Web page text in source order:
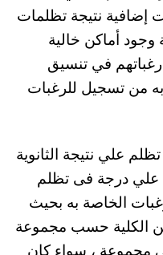
إضافية نتيجة تظلمات
، وفي حالة وجود أماكن خالية
في تنسيق
به من تسجيل للرغبات
علي نتيجة الثانوية
علي درجة فى تظلم
الخاصة به بحيث
الكلية حسب مجموعة
مجموعة ، سواء كان